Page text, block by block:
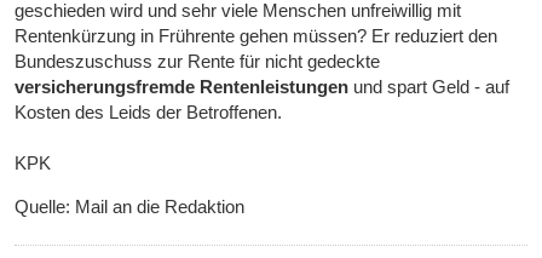
geschieden wird und sehr viele Menschen unfreiwillig mit
Rentenkürzung in Frührente gehen müssen? Er reduziert den
Bundeszuschuss zur Rente für nicht gedeckte
versicherungsfremde Rentenleistungen und spart Geld - auf
Kosten des Leids der Betroffenen.
KPK
Quelle: Mail an die Redaktion